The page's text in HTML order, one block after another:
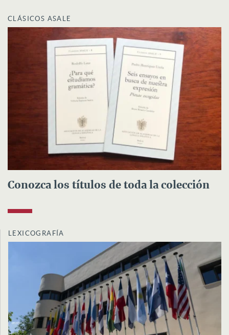
CLÁSICOS ASALE
Conozca los títulos de toda la colección
LEXICOGRAFÍA